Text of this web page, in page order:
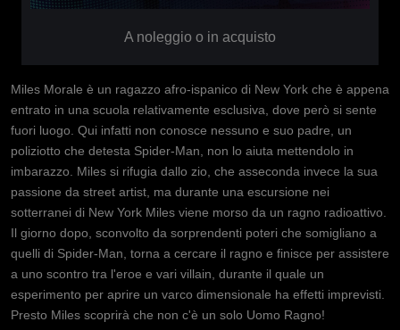
A noleggio o in acquisto
Miles Morale è un ragazzo afro-ispanico di New York che è appena
entrato in una scuola relativamente esclusiva, dove però si sente
fuori luogo. Qui infatti non conosce nessuno e suo padre, un
poliziotto che detesta Spider-Man, non lo aiuta mettendolo in
imbarazzo. Miles si rifugia dallo zio, che asseconda invece la sua
passione da street artist, ma durante una escursione nei
sotterranei di New York Miles viene morso da un ragno radioattivo.
Il giorno dopo, sconvolto da sorprendenti poteri che somigliano a
quelli di Spider-Man, torna a cercare il ragno e finisce per assistere
a uno scontro tra l'eroe e vari villain, durante il quale un
esperimento per aprire un varco dimensionale ha effetti imprevisti.
Presto Miles scoprirà che non c'è un solo Uomo Ragno!